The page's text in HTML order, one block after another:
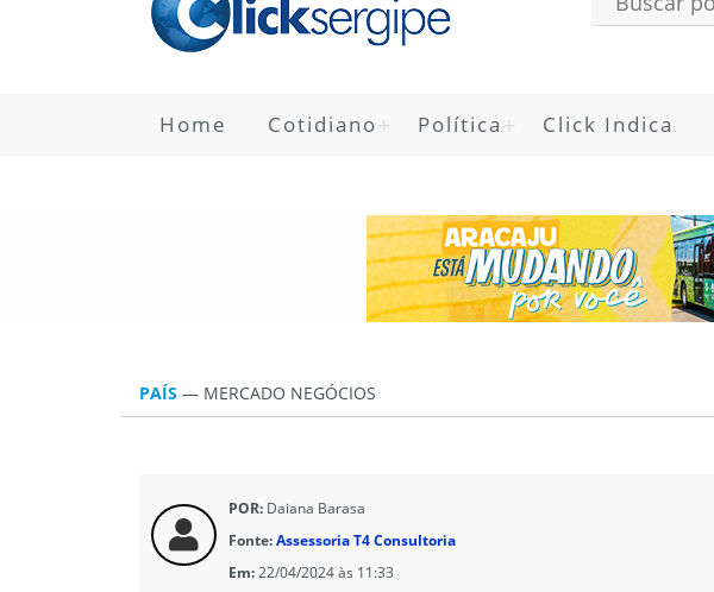
Home Cotidiano Política Click Indica
PAÍS — MERCADO NEGÓCIOS
POR: Daiana Barasa
Fonte:Assessoria T4 Consultoria
Em:22/04/2024 às 11:33